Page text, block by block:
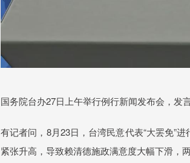
国务院台办27日上午举行例行新闻发布会，发
有记者问，8月23日，台湾民意代表“大罢免”
紧张升高，导致赖清德施政满意度大幅下滑，